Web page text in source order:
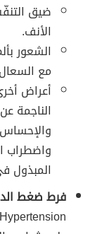
ضيق
الأنف.
الشعور
مع
أعراض
الناجمة
والإحساس
واضطراب
المبذول
فرط ضغط